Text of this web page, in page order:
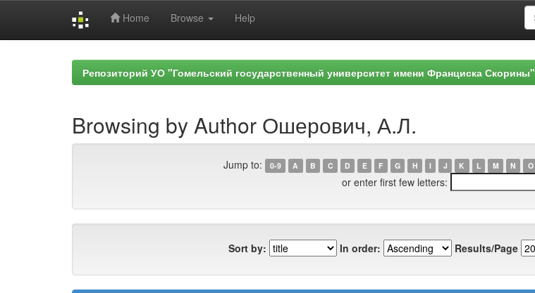
Home Browse Help
Репозиторий УО "Гомельский государственный университет имени Франциска Скорины"
Browsing by Author Ошерович, А.Л.
Jump to: 0-9 A B C D E F G H I J K L M N O
or enter first few letters:
Sort by: In order: Results/Page